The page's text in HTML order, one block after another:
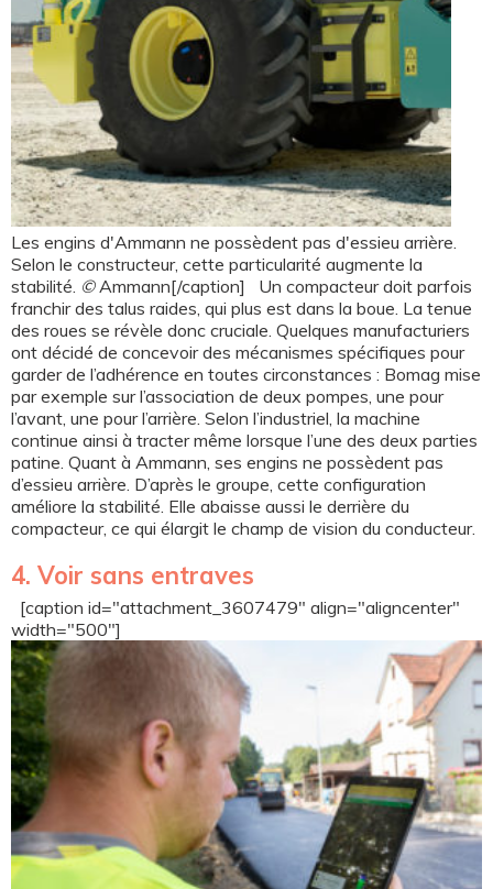
Les engins d'Ammann ne possèdent pas d'essieu arrière.
Selon le constructeur, cette particularité augmente la
stabilité. ©Ammann[/caption] Un compacteur doit parfois
franchir des talus raides, qui plus est dans la boue. La tenue
des roues se révèle donc cruciale. Quelques manufacturiers
ont décidé de concevoir des mécanismes spécifiques pour
garder de l’adhérence en toutes circonstances : Bomag mise
par exemple sur l’association de deux pompes, une pour
l’avant, une pour l’arrière. Selon l’industriel, la machine
continue ainsi à tracter même lorsque l’une des deux parties
patine. Quant à Ammann, ses engins ne possèdent pas
d’essieu arrière. D’après le groupe, cette configuration
améliore la stabilité. Elle abaisse aussi le derrière du
compacteur, ce qui élargit le champ de vision du conducteur.
4. Voir sans entraves
[caption id="attachment_3607479" align="aligncenter"
width="500"]